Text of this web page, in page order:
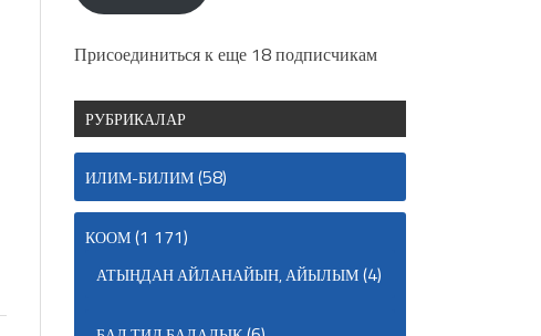
Присоединиться к еще 18 подписчикам
РУБРИКАЛАР
ИЛИМ-БИЛИМ(58)
КООМ(1 171)
АТЫҢДАН АЙЛАНАЙЫН, АЙЫЛЫМ(4)